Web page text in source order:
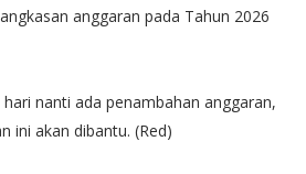
anggaran pada Tahun 2026
nanti ada penambahan anggaran,
ini akan dibantu. (Red)